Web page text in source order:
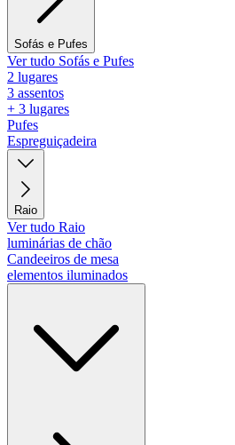
Sofás e Pufes
Ver tudo Sofás e Pufes
2 lugares
3 assentos
+ 3 lugares
Pufes
Espreguiçadeira
Raio
Ver tudo Raio
luminárias de chão
Candeeiros de mesa
elementos iluminados